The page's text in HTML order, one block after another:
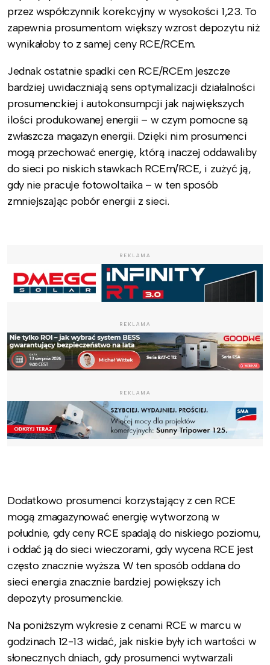
przez współczynnik korekcyjny w wysokości 1,23. To
zapewnia prosumentom większy wzrost depozytu niż
wynikałoby to z samej ceny RCE/RCEm.
Jednak ostatnie spadki cen RCE/RCEm jeszcze
bardziej uwidaczniają sens optymalizacji działalności
prosumenckiej i autokonsumpcji jak największych
ilości produkowanej energii – w czym pomocne są
zwłaszcza magazyn energii. Dzięki nim prosumenci
mogą przechować energię, którą inaczej oddawaliby
do sieci po niskich stawkach RCEm/RCE, i zużyć ją,
gdy nie pracuje fotowoltaika – w ten sposób
zmniejszając pobór energii z sieci.
REKLAMA
REKLAMA
REKLAMA
Dodatkowo prosumenci korzystający z cen RCE
mogą zmagazynować energię wytworzoną w
południe, gdy ceny RCE spadają do niskiego poziomu,
i oddać ją do sieci wieczorami, gdy wycena RCE jest
często znacznie wyższa. W ten sposób oddana do
sieci energia znacznie bardziej powiększy ich
depozyty prosumenckie.
Na poniższym wykresie z cenami RCE w marcu w
godzinach 12-13 widać, jak niskie były ich wartości w
słonecznych dniach, gdy prosumenci wytwarzali